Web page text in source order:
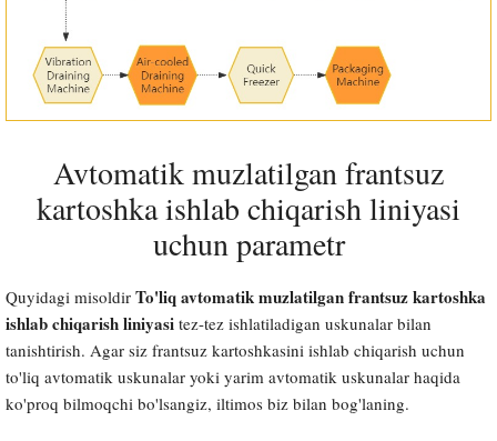
Avtomatik muzlatilgan frantsuz
kartoshka ishlab chiqarish liniyasi
uchun parametr
Quyidagi misoldir To'liq avtomatik muzlatilgan frantsuz kartoshka
ishlab chiqarish liniyasi tez-tez ishlatiladigan uskunalar bilan
tanishtirish. Agar siz frantsuz kartoshkasini ishlab chiqarish uchun
to'liq avtomatik uskunalar yoki yarim avtomatik uskunalar haqida
ko'proq bilmoqchi bo'lsangiz, iltimos biz bilan bog'laning.